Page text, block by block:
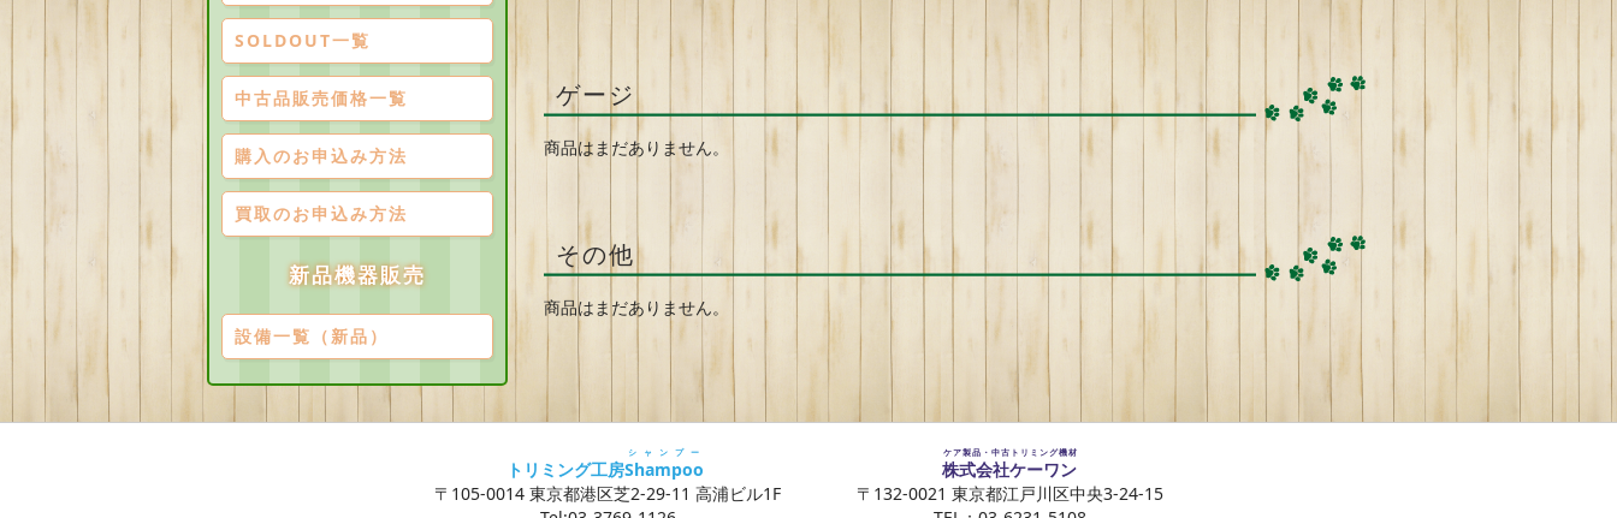
ゲージ
商品はまだありません。
その他
商品はまだありません。
SOLDOUT一覧
中古品販売価格一覧
購入のお申込み方法
買取のお申込み方法
新品機器販売
設備一覧（新品）
トリミング工房Shampoo
シャンプー
〒105-0014 東京都港区芝2-29-11 高浦ビル1F
株式会社ケーワン
ケア製品・中古トリミング機材
〒132-0021 東京都江戸川区中央3-24-15